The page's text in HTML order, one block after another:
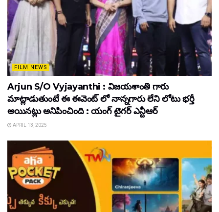
FILM NEWS
Arjun S/O Vyjayanthi : విజయశాంతి గారు
మాట్లాడుతుంటే ఈ ఈవెంట్ లో నాన్నగారు లేని లోటు భర్తీ
అయినట్లు అనిపించింది : యంగ్ టైగర్ ఎన్టీఆర్
APRIL 13, 2025